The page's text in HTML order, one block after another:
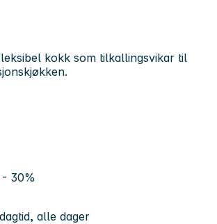
kokk som tilkallingsvikar til
- 30%
alle dager